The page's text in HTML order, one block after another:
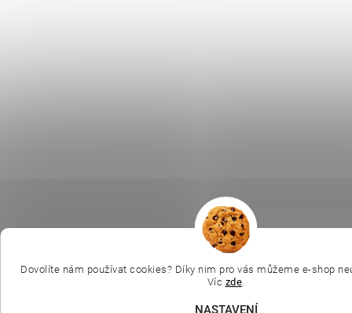
Dovolíte nám používat cookies? Díky nim pro vás můžeme e-shop
Víc zde.
NASTAVENÍ